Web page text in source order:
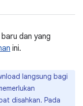
dan yang
ini.
langsung bagi
disahkan. Pada